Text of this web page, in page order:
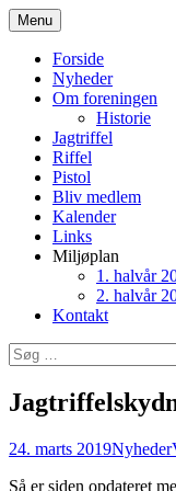
Hop
til
indhold
Vester
Menu
Forside
Nyheder
Om foreningen
Historie
Jagtriffel
Riffel
Pistol
Bliv medlem
Kalender
Links
Miljøplan
1. halvår
2. halvår
Kontakt
Søg
efter:
24. marts 2019Nyheder
Så er siden opdateret